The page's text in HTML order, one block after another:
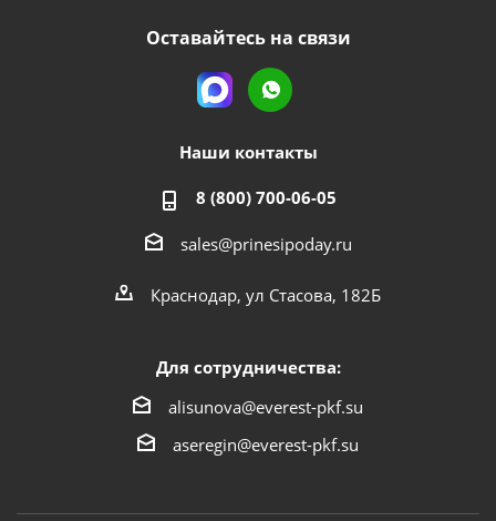
Оставайтесь на связи
Наши контакты
8 (800) 700-06-05
sales@prinesipoday.ru
Краснодар, ул Стасова, 182Б
Для сотрудничества:
alisunova@everest-pkf.su
aseregin@everest-pkf.su